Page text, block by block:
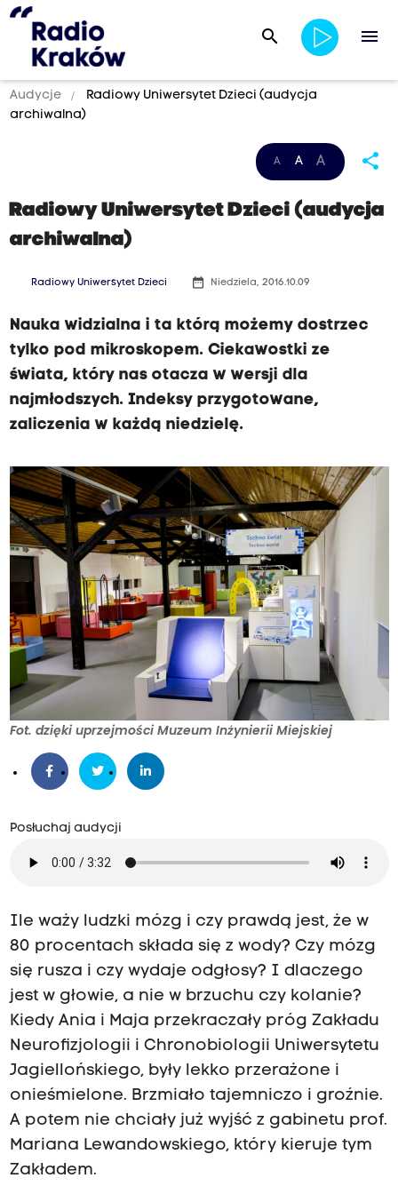
search menu
Audycje
Radiowy Uniwersytet Dzieci (audycja
archiwalna)
A A A share
Radiowy Uniwersytet Dzieci (audycja
archiwalna)
Radiowy Uniwersytet Dzieci date_range Niedziela, 2016.10.09
Nauka widzialna i ta którą możemy dostrzec
tylko pod mikroskopem. Ciekawostki ze
świata, który nas otacza w wersji dla
najmłodszych. Indeksy przygotowane,
zaliczenia w każdą niedzielę.
Fot. dzięki uprzejmości Muzeum Inżynierii Miejskiej
Posłuchaj audycji
Ile waży ludzki mózg i czy prawdą jest, że w
80 procentach składa się z wody? Czy mózg
się rusza i czy wydaje odgłosy? I dlaczego
jest w głowie, a nie w brzuchu czy kolanie?
Kiedy Ania i Maja przekraczały próg Zakładu
Neurofizjologii i Chronobiologii Uniwersytetu
Jagiellońskiego, były lekko przerażone i
onieśmielone. Brzmiało tajemniczo i groźnie.
A potem nie chciały już wyjść z gabinetu prof.
Mariana Lewandowskiego, który kieruje tym
Zakładem.
R
a
o
w
U
i
w
e
r
y
t
e
t
D
z
e
(
a
u
d
y
c
j
a
a
r